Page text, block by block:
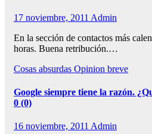
17 noviembre, 2011 Admin
En la sección de contactos más
horas. Buena retribución.…
Cosas absurdas Opinion breve
Google siempre tiene la razón.
0 (0)
16 noviembre, 2011 Admin